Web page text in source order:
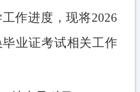
作进度，现将2026
业证考试相关工作